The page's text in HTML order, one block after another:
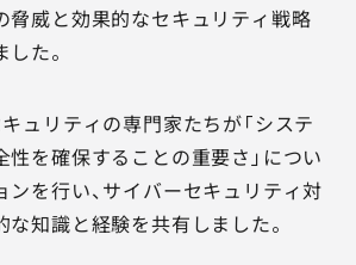
脅威と効果的なセキュリティ戦略
た。
ュリティの専門家たちが「システ
を確保することの重要さ」につい
ンを行い、サイバーセキュリティ対
知識と経験を共有しました。